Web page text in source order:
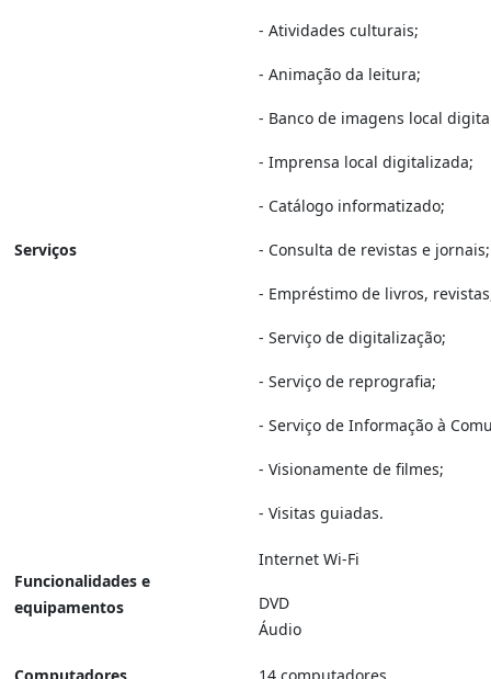
Serviços
- Atividades culturais;
- Animação da leitura;
- Banco de imagens local
- Imprensa local digitalizada;
- Catálogo informatizado;
- Consulta de revistas e jornais;
- Empréstimo de livros,
- Serviço de digitalização;
- Serviço de reprografia;
- Serviço de Informação à
- Visionamente de filmes;
- Visitas guiadas.
Funcionalidades e
equipamentos
Internet Wi-Fi
DVD
Áudio
Computadores 14 computadores